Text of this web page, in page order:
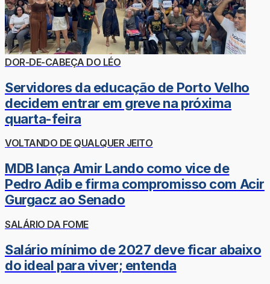
DOR-DE-CABEÇA DO LÉO
Servidores da educação de Porto Velho
decidem entrar em greve na próxima
quarta-feira
VOLTANDO DE QUALQUER JEITO
MDB lança Amir Lando como vice de
Pedro Adib e firma compromisso com Acir
Gurgacz ao Senado
SALÁRIO DA FOME
Salário mínimo de 2027 deve ficar abaixo
do ideal para viver; entenda